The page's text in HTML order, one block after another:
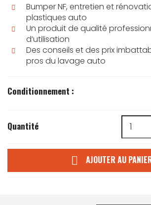
Bumper NF, entretien et
plastiques auto
Un produit de qualité
d’utilisation
Des conseils et des prix
pros du lavage auto
Conditionnement :
Quantité
 AJOUTER AU